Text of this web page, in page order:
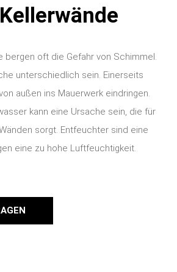
bergen oft die Gefahr von Schimmel.
unterschiedlich sein. Einerseits
außen ins Mauerwerk eindringen.
kann eine Ursache sein, die für
sorgt. Entfeuchter sind eine
eine zu hohe Luftfeuchtigkeit.